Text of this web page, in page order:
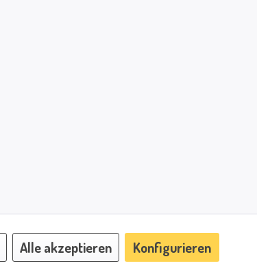
Alle akzeptieren Konfigurieren